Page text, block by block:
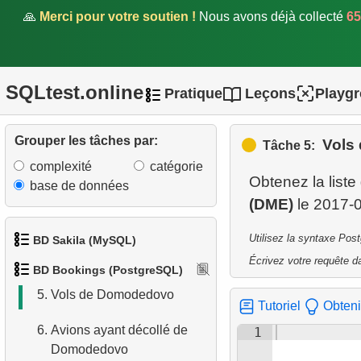
🙏 Merci pour votre soutien ! Nous avons déjà collecté
SQLtest.online Pratique Leçons
Grouper les tâches par:
complexité
catégorie
base de données
BD Sakila (MySQL)
d'acteurs
BD Bookings (PostgreSQL)
2.Liste des aéroports par ville
5. Vols de Domodedovo
6. Avions ayant décollé de
Domodedovo
Tâche 5: Vols
Obtenez la
(DME)
Utilisez la syntaxe
Écrivez votre requête
Tutoriel
1